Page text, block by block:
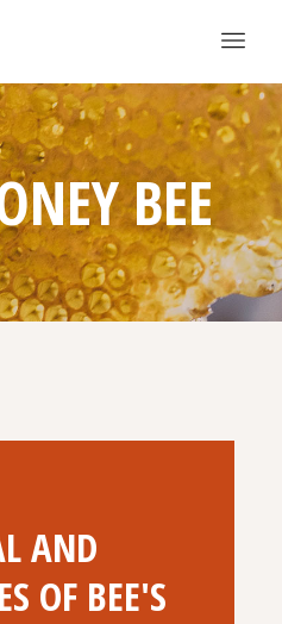
BEE
AND
OF BEE'S